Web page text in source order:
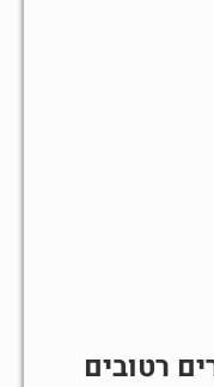
רטובים